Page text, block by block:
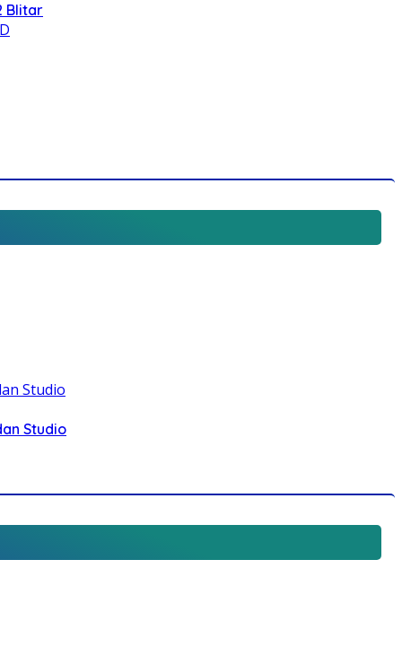
Blitar
Studio